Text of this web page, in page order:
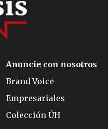
Anuncie con nosotros
Brand Voice
Empresariales
Colección ÚH